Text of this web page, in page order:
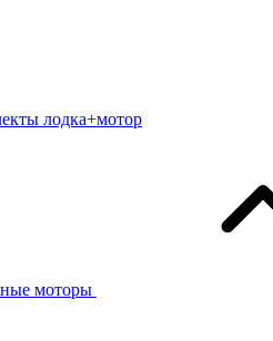
лодка+мотор
моторы